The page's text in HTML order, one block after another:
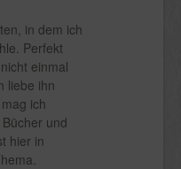
in dem ich
Perfekt
einmal
liebe ihn
ich
und
hier in